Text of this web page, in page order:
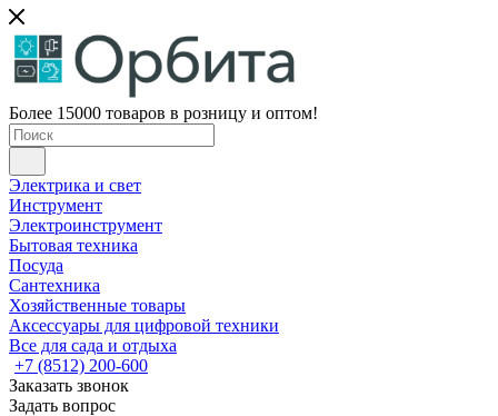
Более 15000 товаров в розницу и оптом!
Электрика и свет
Инструмент
Электроинструмент
Бытовая техника
Посуда
Сантехника
Хозяйственные товары
Аксессуары для цифровой техники
Все для сада и отдыха
+7 (8512) 200-600
Заказать звонок
Задать вопрос